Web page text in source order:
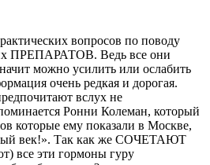
вопросов по поводу
Ведь все они
можно усилить или ослабить
очень редкая и дорогая.
вслух не
Ронни Колеман, который
которые ему показали в Москве,
век!». Так как же СОЧЕТАЮТ
все эти гормоны гуру